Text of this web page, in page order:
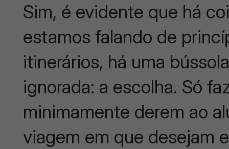
Sim, é evidente que há
estamos falando de
itinerários, há uma
ignorada: a escolha. Só
minimamente derem ao
viagem em que desejam